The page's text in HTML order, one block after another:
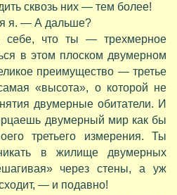
сквозь них — тем более!
я. — А дальше?
себе, что ты — трехмерное
в этом плоском двумерном
преимущество — третье
«высота», о которой не
двумерные обитатели. И
двумерный мир как бы
третьего измерения. Ты
в жилище двумерных
через стены, а уж
— и подавно!